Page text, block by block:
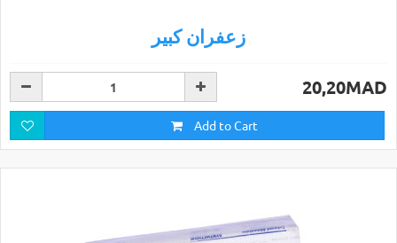
زعفران كبير
20,20MAD
Add to Cart